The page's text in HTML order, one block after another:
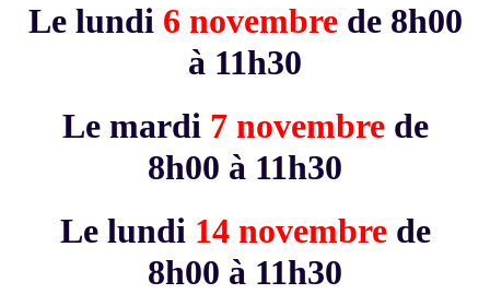
Le lundi 6 novembrede 8h00
à 11h30
Le mardi 7 novembrede
8h00 à 11h30
Le lundi 14 novembrede
8h00 à 11h30